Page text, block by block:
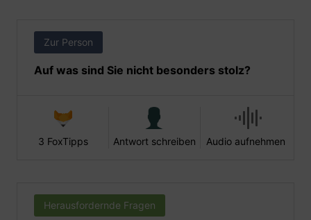
Zur Person
Auf was sind Sie nicht besonders stolz?
3 FoxTipps Antwort schreiben Audio aufnehmen
Herausfordernde Fragen